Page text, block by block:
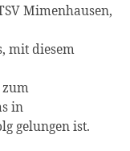
Mimenhausen,
mit diesem
in
gelungen ist.